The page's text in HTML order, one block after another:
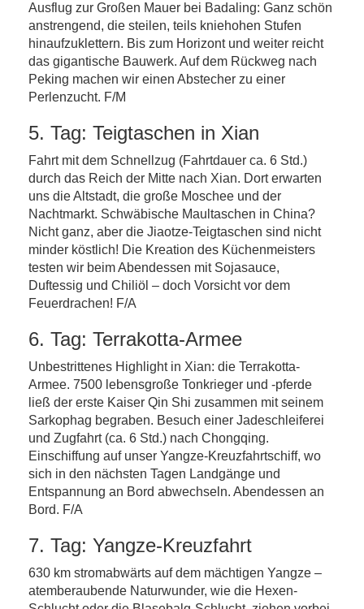
Ausflug zur Großen Mauer bei Badaling: Ganz schön
anstrengend, die steilen, teils kniehohen Stufen
hinaufzuklettern. Bis zum Horizont und weiter reicht
das gigantische Bauwerk. Auf dem Rückweg nach
Peking machen wir einen Abstecher zu einer
Perlenzucht. F/M
5. Tag: Teigtaschen in Xian
Fahrt mit dem Schnellzug (Fahrtdauer ca. 6 Std.)
durch das Reich der Mitte nach Xian. Dort erwarten
uns die Altstadt, die große Moschee und der
Nachtmarkt. Schwäbische Maultaschen in China?
Nicht ganz, aber die Jiaotze-Teigtaschen sind nicht
minder köstlich! Die Kreation des Küchenmeisters
testen wir beim Abendessen mit Sojasauce,
Duftessig und Chiliöl – doch Vorsicht vor dem
Feuerdrachen! F/A
6. Tag: Terrakotta-Armee
Unbestrittenes Highlight in Xian: die Terrakotta-
Armee. 7500 lebensgroße Tonkrieger und -pferde
ließ der erste Kaiser Qin Shi zusammen mit seinem
Sarkophag begraben. Besuch einer Jadeschleiferei
und Zugfahrt (ca. 6 Std.) nach Chongqing.
Einschiffung auf unser Yangze-Kreuzfahrtschiff, wo
sich in den nächsten Tagen Landgänge und
Entspannung an Bord abwechseln. Abendessen an
Bord. F/A
7. Tag: Yangze-Kreuzfahrt
630 km stromabwärts auf dem mächtigen Yangze –
atemberaubende Naturwunder, wie die Hexen-